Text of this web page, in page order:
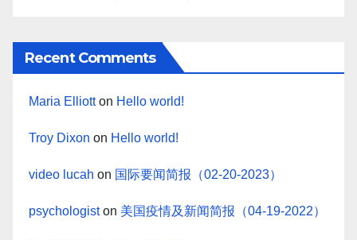
Recent Comments
Maria Elliotton Hello world!
Troy Dixon on Hello world!
video lucah on 国际要闻简报（02-20-2023）
psychologiston 美国疫情及新闻简报（04-19-2022）